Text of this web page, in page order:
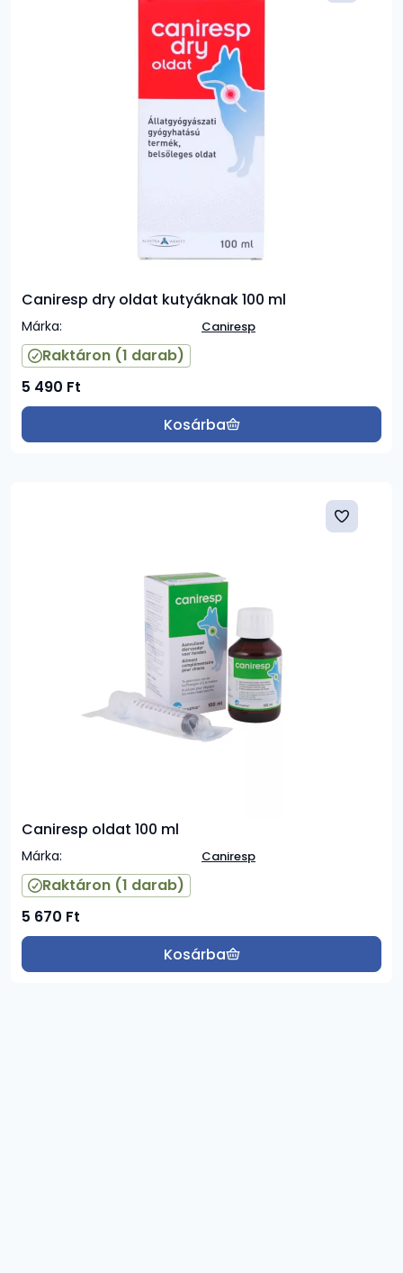
Caniresp dry oldat kutyáknak 100 ml
Márka: Caniresp
Raktáron (1 darab)
5 490 Ft
Caniresp oldat 100 ml
Márka: Caniresp
Raktáron (1 darab)
5 670 Ft